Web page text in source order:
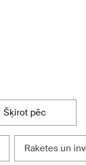
šķirot pēc
raketes un